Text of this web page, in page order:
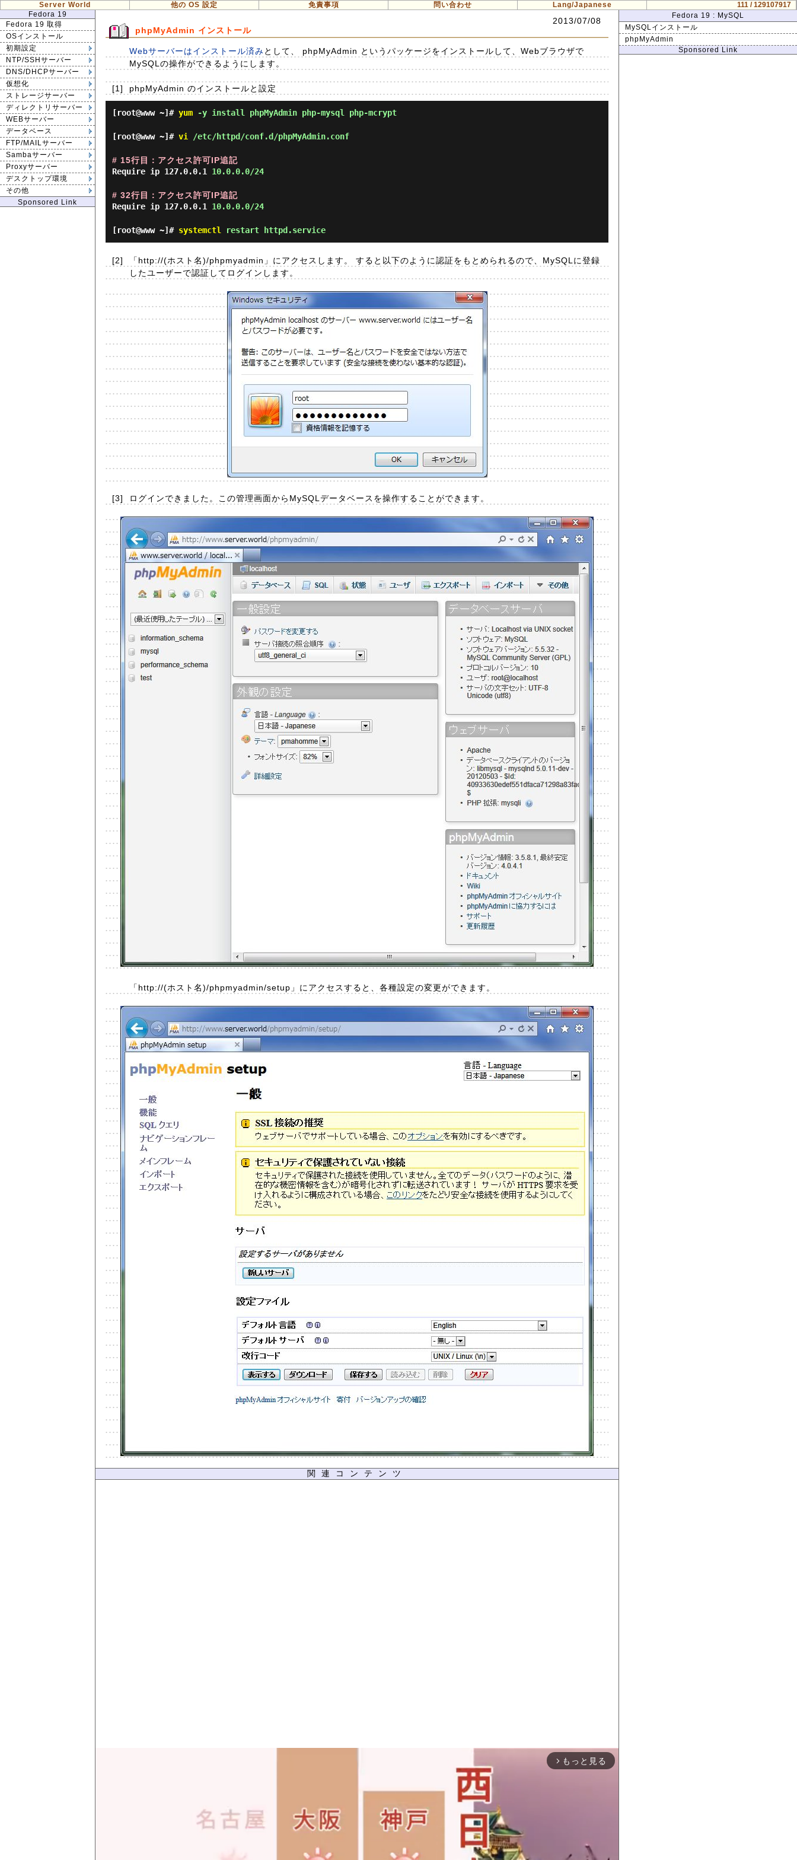
Server World 他の OS 設定 免責事項 問い合わせ Lang/Japanese
111 / 129107917
Fedora 19
Fedora 19 取得
OSインストール
初期設定
NTP/SSHサーバー
DNS/DHCPサーバー
仮想化
ストレージサーバー
ディレクトリサーバー
WEBサーバー
データベース
FTP/MAILサーバー
Sambaサーバー
Proxyサーバー
デスクトップ環境
その他
Sponsored Link
phpMyAdmin インストール
2013/07/08
Webサーバーはインストール済みとして、 phpMyAdmin というパッケージをインストールして、Webブラウザで
MySQLの操作ができるようにします。
[1] phpMyAdmin のインストールと設定
[root@www ~]# yum -y install phpMyAdmin php-mysql php-mcrypt
[root@www ~]# vi /etc/httpd/conf.d/phpMyAdmin.conf
# 15行目：アクセス許可IP追記
Require ip 127.0.0.1 10.0.0.0/24
# 32行目：アクセス許可IP追記
Require ip 127.0.0.1 10.0.0.0/24
[root@www ~]# systemctl restart httpd.service
[2]
「http://(ホスト名)/phpmyadmin」にアクセスします。 すると以下のように認証をもとめられるので、MySQLに登録
したユーザーで認証してログインします。
[3] ログインできました。この管理画面からMySQLデータベースを操作することができます。
「http://(ホスト名)/phpmyadmin/setup」にアクセスすると、各種設定の変更ができます。
関連コンテンツ
arrow_forward_ios もっと見る
Fedora 19 : MySQL
MySQLインストール
phpMyAdmin
Sponsored Link